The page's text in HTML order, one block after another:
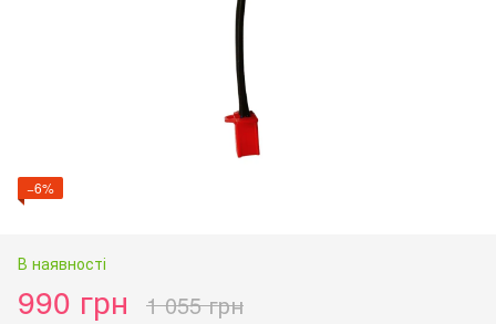
−6%
В наявності
990 грн 1 055 грн